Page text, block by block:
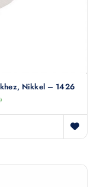
Nikkel – 1426